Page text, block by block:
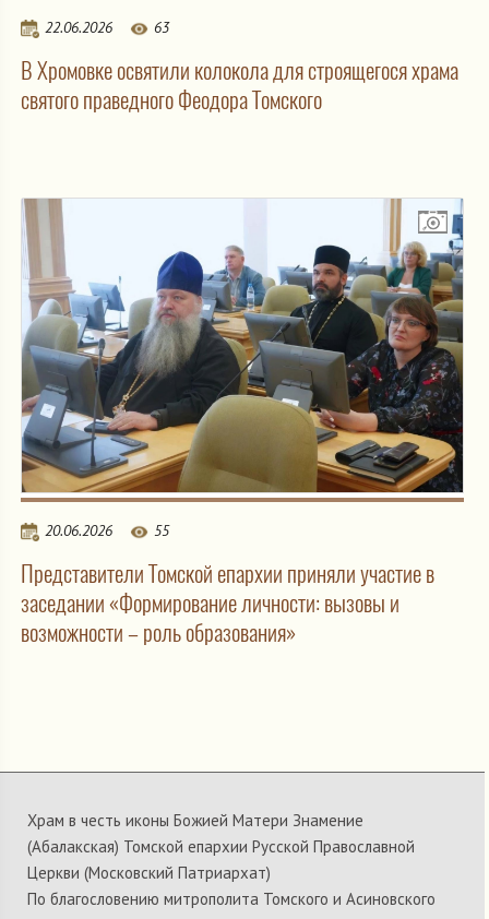
22.06.2026 63
В Хромовке освятили колокола для строящегося храма
святого праведного Феодора Томского
20.06.2026 55
Представители Томской епархии приняли участие в
заседании «Формирование личности: вызовы и
возможности – роль образования»
Храм в честь иконы Божией Матери Знамение
(Абалакская) Томской епархии Русской Православной
Церкви (Московский Патриархат)
По благословению митрополита Томского и Асиновского